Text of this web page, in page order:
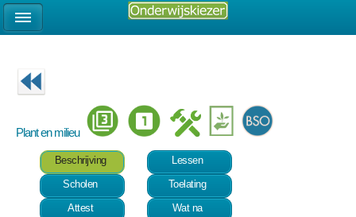
Plant en milieu
Beschrijving
Lessen
Scholen
Toelating
Attest
Wat na